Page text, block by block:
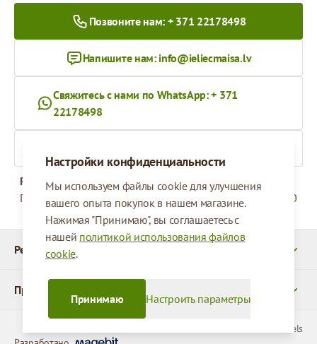
Настройки конфиденциальности
Мы используем файлы cookie для улучшения
вашего опыта покупок в нашем магазине.
Нажимая "Принимаю", вы соглашаетесь с
нашей политикой использования файлов
cookie.
Настроить параметры
Принимаю
Реквизиты
Продукты
Позвоните нам: + 371 22178498
Напишите нам: info@ieliecmaisa.lv
Свяжитесь с нами по WhatsApp: + 371
22178498
Рабочее время
Понедельник - Пятница
09:00 - 17:00
© 2026 SIA Parcels